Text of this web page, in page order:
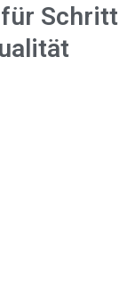
Schritt